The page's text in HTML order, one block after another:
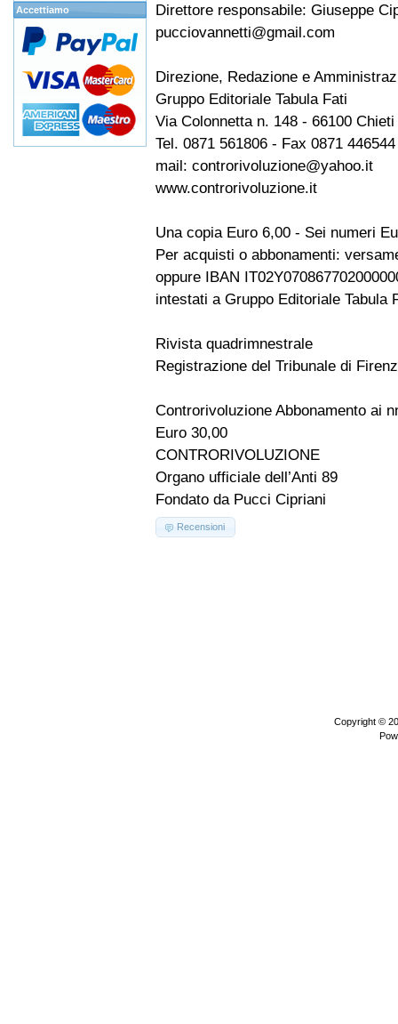
Direttore responsabile: Giuseppe
pucciovannetti@gmail.com
Direzione, Redazione e
Gruppo Editoriale Tabula Fati
Via Colonnetta n. 148 - 66100 Chieti
Tel. 0871 561806 - Fax 0871 446544
mail: controrivoluzione@yahoo.it
www.controrivoluzione.it
Una copia Euro 6,00 - Sei numeri
Per acquisti o abbonamenti:
oppure IBAN
intestati a Gruppo Editoriale Tabula
Rivista quadrimnestrale
Registrazione del Tribunale di
Controrivoluzione Abbonamento ai
Euro 30,00
CONTRORIVOLUZIONE
Organo ufficiale dell’Anti 89
Fondato da Pucci Cipriani
Recensioni
Accettiamo
Copyright ©